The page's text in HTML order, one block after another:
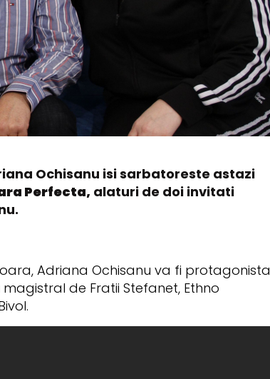
Ochisanu isi sarbatoreste astazi
Perfecta, alaturi de doi invitati
Adriana Ochisanu va fi protagonista
de Fratii Stefanet, Ethno